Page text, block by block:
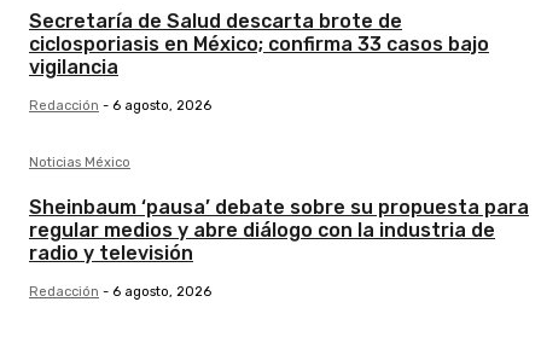
Secretaría de Salud descarta brote de
ciclosporiasis en México; confirma 33 casos bajo
vigilancia
Redacción - 6 agosto, 2026
Noticias México
Sheinbaum ‘pausa’ debate sobre su propuesta para
regular medios y abre diálogo con la industria de
radio y televisión
Redacción - 6 agosto, 2026